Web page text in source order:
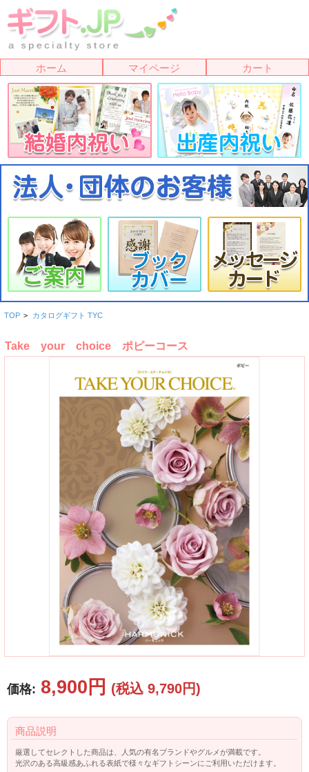
ホーム マイページ カート
TOP > カタログギフト TYC
Take your choice ポピーコース
価格: 8,900円 (税込 9,790円)
商品説明
厳選してセレクトした商品は、人気の有名ブランドやグルメが満載です。
光沢のある高級感あふれる表紙で様々なギフトシーンにご利用いただけます。